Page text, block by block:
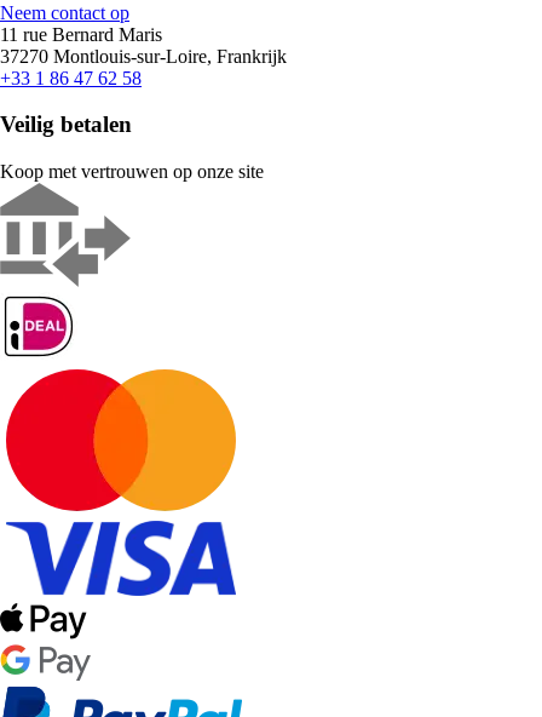
Neem contact op
11 rue Bernard Maris
37270 Montlouis-sur-Loire, Frankrijk
+33 1 86 47 62 58
Veilig betalen
Koop met vertrouwen op onze site